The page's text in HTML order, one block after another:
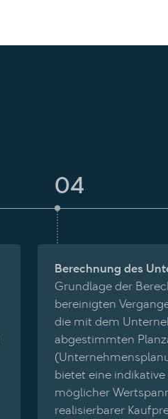
04
Berechnung des
Grundlage der
bereinigten
die mit dem
abgestimmten
bietet eine
möglicher
realisierbarer